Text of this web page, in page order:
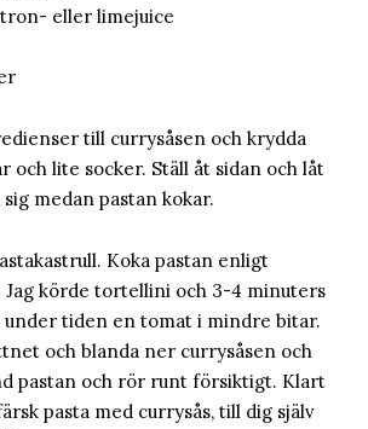
eller limejuice
till currysåsen och krydda
och lite socker. Ställ åt sidan och låt
medan pastan kokar.
Koka pastan enligt
körde tortellini och 3-4 minuters
under tiden en tomat i mindre bitar.
och blanda ner currysåsen och
pastan och rör runt försiktigt. Klart
pasta med currysås, till dig själv